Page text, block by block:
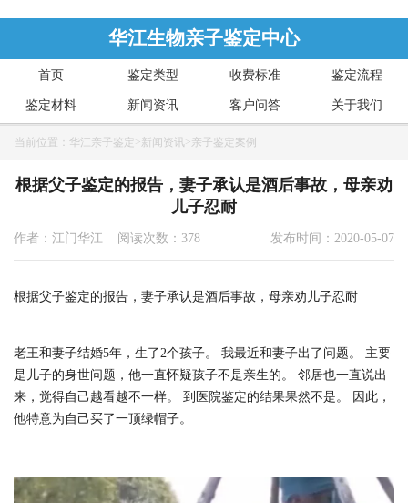
华江生物亲子鉴定中心
首页 鉴定类型 收费标准 鉴定流程
鉴定材料 新闻资讯 客户问答 关于我们
当前位置： 华江亲子鉴定 >新闻资讯 >亲子鉴定案例
根据父子鉴定的报告，妻子承认是酒后事故，母亲劝
儿子忍耐
作者：江门华江 阅读次数：378 发布时间：2020-05-07
根据父子鉴定的报告，妻子承认是酒后事故，母亲劝儿子忍耐
老王和妻子结婚5年，生了2个孩子。 我最近和妻子出了问题。 主要
是儿子的身世问题，他一直怀疑孩子不是亲生的。 邻居也一直说出
来，觉得自己越看越不一样。 到医院鉴定的结果果然不是。 因此，
他特意为自己买了一顶绿帽子。